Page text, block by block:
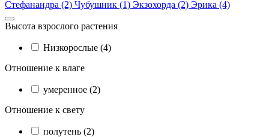
Стефанандра (2) Чубушник (1) Экзохорда (2) Эрика (4)
Высота взрослого растения
Низкорослые (4)
Отношение к влаге
умеренное (2)
Отношение к свету
полутень (2)